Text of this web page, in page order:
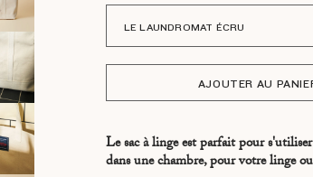
LE LAUNDROMAT ÉCRU
LE LAUNDROMAT VERT
AJOUTER AU
Le sac à linge est parfait pour
dans une chambre, pour votre linge